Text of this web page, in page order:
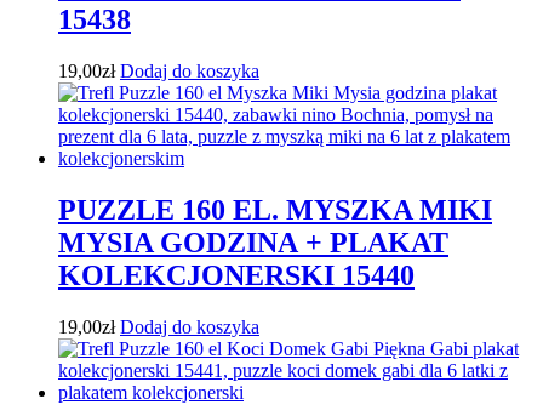
15438
19,00zł Dodaj do koszyka
PUZZLE 160 EL. MYSZKA MIKI
MYSIA GODZINA + PLAKAT
KOLEKCJONERSKI 15440
19,00zł Dodaj do koszyka